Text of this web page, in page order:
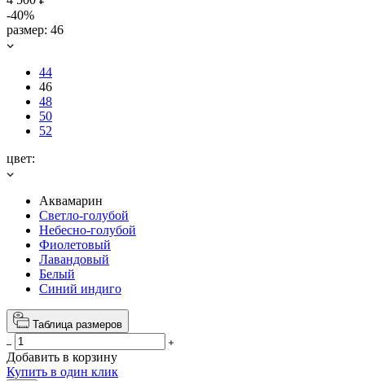
-40%
размер: 46
44
46
48
50
52
цвет:
Аквамарин
Светло-голубой
Небесно-голубой
Фиолетовый
Лавандовый
Белый
Синий индиго
Таблица размеров
Добавить в корзину
Купить в один клик